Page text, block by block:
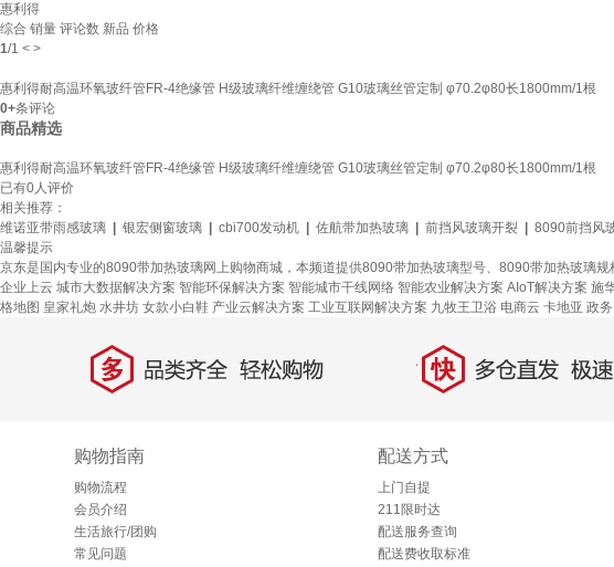
惠利得
综合 销量 评论数 新品 价格
1/1 < >
惠利得耐高温环氧玻纤管FR-4绝缘管 H级玻璃纤维缠绕管 G10玻璃丝管定制 φ70.2φ80长1800mm/1根
0+条评论
商品精选
惠利得耐高温环氧玻纤管FR-4绝缘管 H级玻璃纤维缠绕管 G10玻璃丝管定制 φ70.2φ80长1800mm/1根
已有0人评价
相关推荐：
维诺亚带雨感玻璃
银宏侧窗玻璃 cbi700发动机 佐航带加热玻璃 前挡风玻璃开裂 8090前挡风
温馨提示
京东是国内专业的8090带加热玻璃网上购物商城，本频道提供8090带加热玻璃型号、8090带加热玻璃
企业上云 城市大数据解决方案 智能环保解决方案 智能城市干线网络 智能农业解决方案 AIoT解决方案 施
格地图 皇家礼炮 水井坊 女款小白鞋 产业云解决方案 工业互联网解决方案 九牧王卫浴 电商云 卡地亚 政
多 品类齐全，轻松购物 快 多仓直发，极速
购物指南
购物流程
会员介绍
生活旅行/团购
常见问题
配送方式
上门自提
211限时达
配送服务查询
配送费收取标准